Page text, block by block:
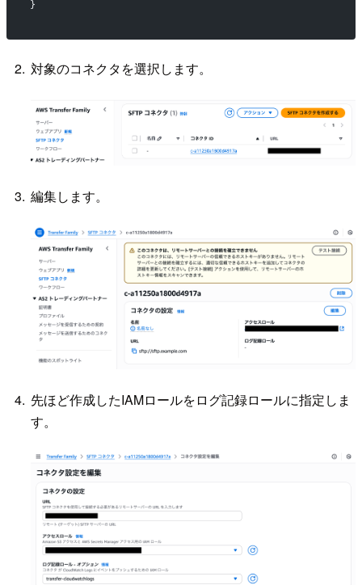
}
対象のコネクタを選択します。
編集します。
先ほど作成したIAMロールをログ記録ロールに指定しま
す。